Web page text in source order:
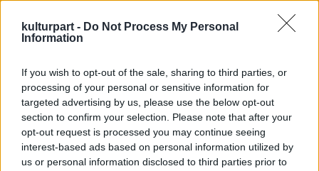
kulturpart - Do Not Process My Personal
Information
If you wish to opt-out of the sale, sharing to third parties, or
processing of your personal or sensitive information for
targeted advertising by us, please use the below opt-out
section to confirm your selection. Please note that after your
opt-out request is processed you may continue seeing
interest-based ads based on personal information utilized by
us or personal information disclosed to third parties prior to
mutatják be az olimpiai játékokon részt vevő
mind a 205 nemzetet. Amerikai zenészekkel a
lévő színpadon találkozhat az érdeklődő.
Az év másik nagy művészeti eseménye a
Shakespeare-világfesztivál, amely a nagy
drámaköltő születésnapján, április 23-án
kezdődik. Gazdag programjában egy, a Brit